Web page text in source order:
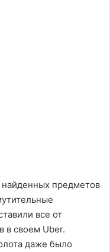
предметов
все от
в своем Uber.
даже было